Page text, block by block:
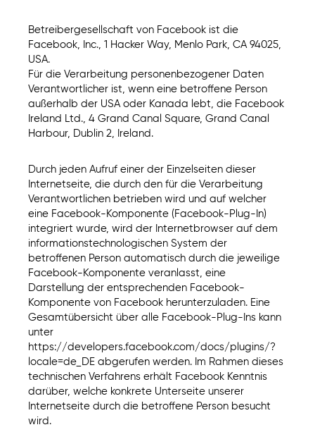
Betreibergesellschaft von Facebook ist die
Facebook, Inc., 1 Hacker Way, Menlo Park, CA 94025,
USA.
Für die Verarbeitung personenbezogener Daten
Verantwortlicher ist, wenn eine betroffene Person
außerhalb der USA oder Kanada lebt, die Facebook
Ireland Ltd., 4 Grand Canal Square, Grand Canal
Harbour, Dublin 2, Ireland.
Durch jeden Aufruf einer der Einzelseiten dieser
Internetseite, die durch den für die Verarbeitung
Verantwortlichen betrieben wird und auf welcher
eine Facebook-Komponente (Facebook-Plug-In)
integriert wurde, wird der Internetbrowser auf dem
informationstechnologischen System der
betroffenen Person automatisch durch die jeweilige
Facebook-Komponente veranlasst, eine
Darstellung der entsprechenden Facebook-
Komponente von Facebook herunterzuladen. Eine
Gesamtübersicht über alle Facebook-Plug-Ins kann
unter
https://developers.facebook.com/docs/plugins/?
locale=de_DE abgerufen werden. Im Rahmen dieses
technischen Verfahrens erhält Facebook Kenntnis
darüber, welche konkrete Unterseite unserer
Internetseite durch die betroffene Person besucht
wird.